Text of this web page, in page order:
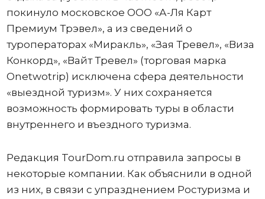
покинуло московское ООО «А-Ля Карт
Премиум Трэвел», а из сведений о
туроператорах «Миракль», «Зая Тревел», «Виза
Конкорд», «Вайт Тревел» (торговая марка
Onetwotrip) исключена сфера деятельности
«выездной туризм». У них сохраняется
возможность формировать туры в области
внутреннего и въездного туризма.
Редакция TourDom.ru отправила запросы в
некоторые компании. Как объяснили в одной
из них, в связи с упразднением Ростуризма и